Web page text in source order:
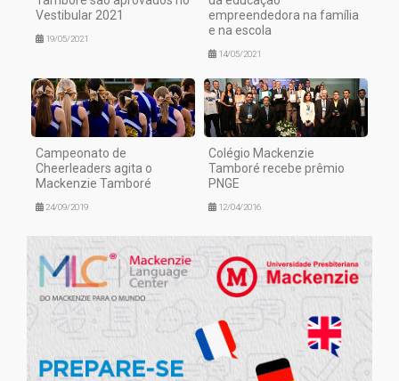
Vestibular 2021
19/05/2021
empreendedora na família
e na escola
14/05/2021
Campeonato de
Cheerleaders agita o
Mackenzie Tamboré
24/09/2019
Colégio Mackenzie
Tamboré recebe prêmio
PNGE
12/04/2016